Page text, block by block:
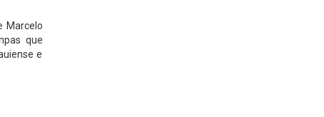
Marcelo
que
e